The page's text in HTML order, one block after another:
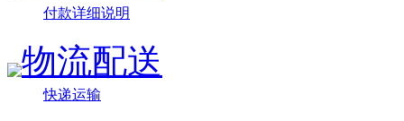
付款详细说明
物流配送
快递运输